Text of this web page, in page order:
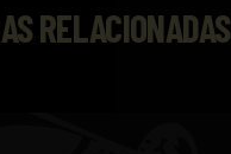
RELACIONADAS